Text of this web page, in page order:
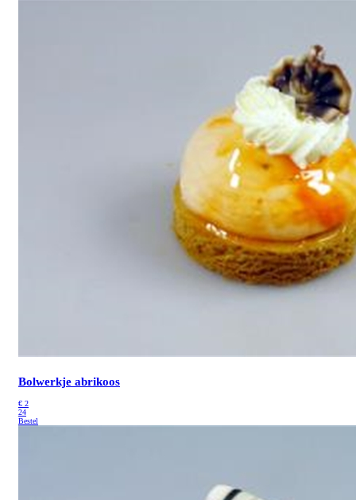
Bolwerkje abrikoos
€ 2
24
Bestel